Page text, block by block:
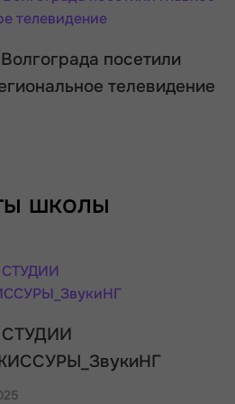
посетили
телевидение
школы